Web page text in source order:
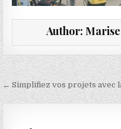
Author: Marise
Navigation de
← Simplifiez vos projets avec